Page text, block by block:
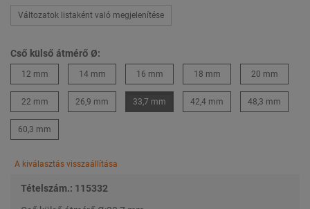
Változatok listaként való megjelenítése
Cső külső átmérő Ø:
12 mm 14 mm 16 mm 18 mm 20 mm
22 mm 26,9 mm 33,7 mm 42,4 mm 48,3 mm
60,3 mm
A kiválasztás visszaállítása
Tételszám.: 115332